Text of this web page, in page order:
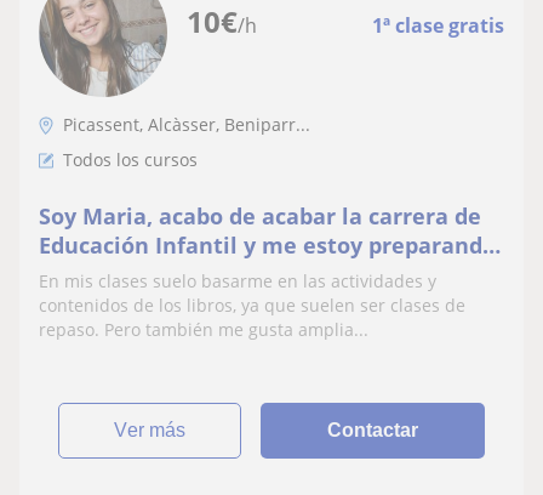
10€/h 1ª clase gratis
Picassent, Alcàsser, Beniparr...
Todos los cursos
Soy Maria, acabo de acabar la carrera de
Educación Infantil y me estoy preparando
las oposiciones, mientras tanto, me
gustaría dar clases particulares. Me
adapto fácilmente a las necesidades de
En mis clases suelo basarme en las actividades y
contenidos de los libros, ya que suelen ser clases de
repaso. Pero también me gusta amplia...
ver más Contactar